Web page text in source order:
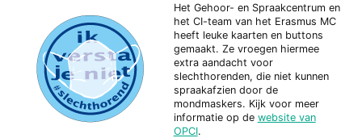
Het Gehoor- en Spraakcentrum en
het CI-team van het Erasmus MC
heeft leuke kaarten en buttons
gemaakt. Ze vroegen hiermee
extra aandacht voor
slechthorenden, die niet kunnen
spraakafzien door de
mondmaskers. Kijk voor meer
informatie op de website van
OPCI.